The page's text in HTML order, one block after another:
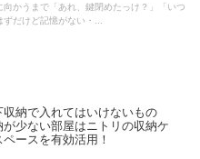
向かうまで「あれ、鍵閉めたっけ？」「いつ
だけど記憶がない・...
収納で入れてはいけないもの
が少ない部屋はニトリの収納ケ
ースを有効活用！